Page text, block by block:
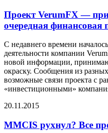
Проект VerumFX —
очередная финансовая
С недавнего времени
деятельности компании
новой информации,
окраску. Сообщения из
возможные связи проекта с
«инвестиционными»
20.11.2015
MMCIS рухнул? Все